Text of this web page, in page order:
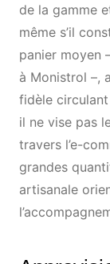
de la gamme
même s’il
panier moyen
à Monistrol –,
fidèle
il ne vise pas
travers l’e-
grandes
artisanale